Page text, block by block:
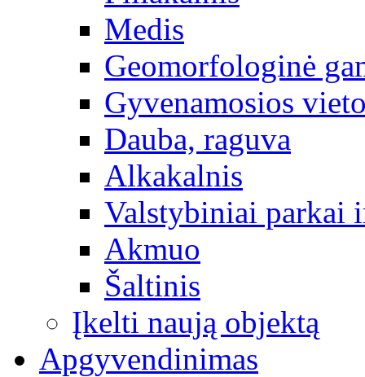
Medis
Geomorfologinė
Gyvenamosios
Dauba, raguva
Alkakalnis
Valstybiniai parkai
Akmuo
Šaltinis
Įkelti naują objektą
Apgyvendinimas